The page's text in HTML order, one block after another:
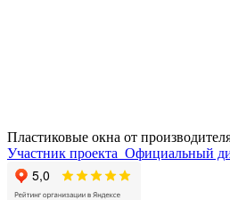
Пластиковые окна от
Участник проекта Официальный